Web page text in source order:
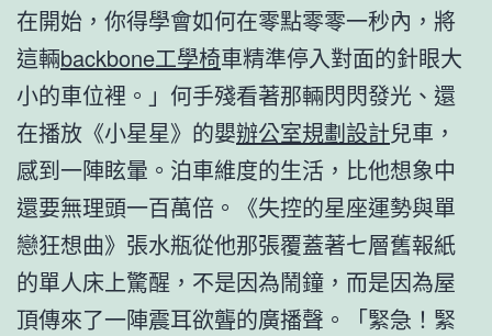
在開始，你得學會如何在零點零零一秒內，將
這輛backbone工學椅車精準停入對面的針眼大
小的車位裡。」何手殘看著那輛閃閃發光、還
在播放《小星星》的嬰辦公室規劃設計兒車，
感到一陣眩暈。泊車維度的生活，比他想象中
還要無理頭一百萬倍。《失控的星座運勢與單
戀狂想曲》張水瓶從他那張覆蓋著七層舊報紙
的單人床上驚醒，不是因為鬧鐘，而是因為屋
頂傳來了一陣震耳欲聾的廣播聲。「緊急！緊